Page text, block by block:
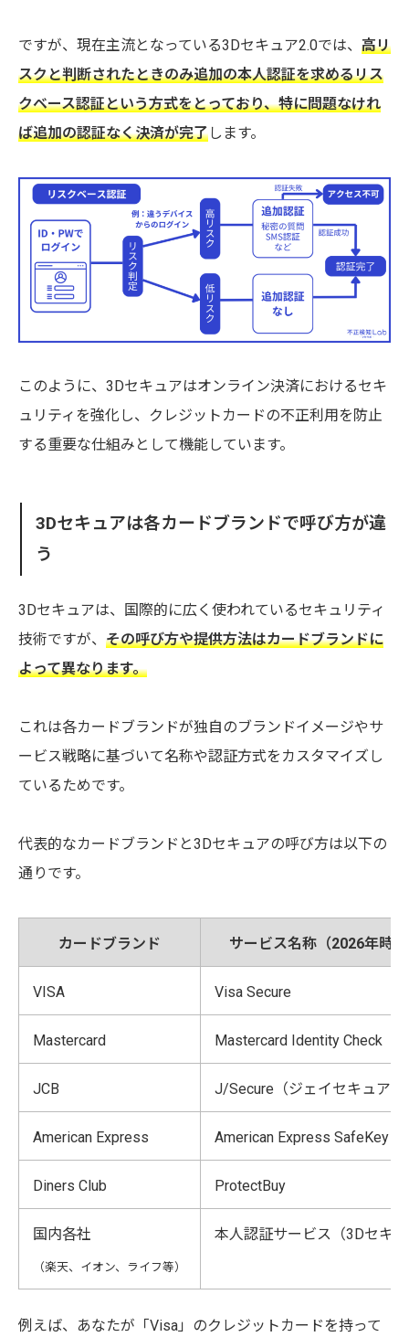
ですが、現在主流となっている3Dセキュア2.0では、 高リ
スクと判断されたときのみ追加の本人認証を求めるリス
クベース認証という方式をとっており、特に問題なけれ
ば追加の認証なく決済が完了します。
このように、3Dセキュアはオンライン決済におけるセキ
ュリティを強化し、クレジットカードの不正利用を防止
する重要な仕組みとして機能しています。
3Dセキュアは各カードブランドで呼び方が違
う
3Dセキュアは、国際的に広く使われているセキュリティ
技術ですが、 その呼び方や提供方法はカードブランドに
よって異なります。
これは各カードブランドが独自のブランドイメージやサ
ービス戦略に基づいて名称や認証方式をカスタマイズし
ているためです。
代表的なカードブランドと3Dセキュアの呼び方は以下の
通りです。
カードブランド サービス名称（2026年時
VISA Visa Secure
Mastercard Mastercard Identity Check
JCB J/Secure（ジェイセキュア）
American Express American Express SafeKey
Diners Club ProtectBuy
国内各社
（楽天、イオン、ライフ等）
本人認証サービス（3Dセキ
例えば、あなたが「Visa」のクレジットカードを持って